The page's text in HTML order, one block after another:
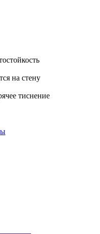
на стену
тиснение